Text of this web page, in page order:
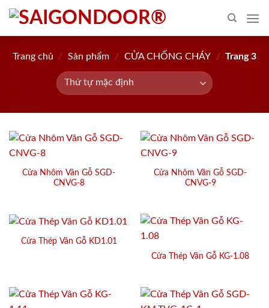
Skip
content
Trang chủ / Sản phẩm / CỬA CHỐNG CHÁY / Trang 3
Cửa Nhôm Vân Gỗ SGD-
CNVG-8
Cửa Nhôm Vân Gỗ SGD-
CNVG-9
Cửa Thép Vân Gỗ KD1.01
Cửa Thép Vân Gỗ KG-1.08